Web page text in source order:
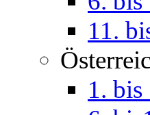
11.
1.